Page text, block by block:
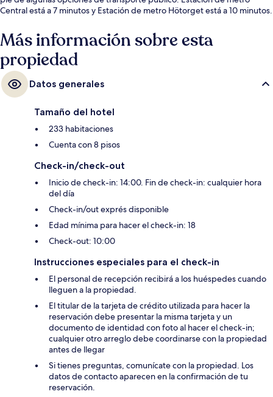
Central está a 7 minutos y Estación de metro Hötorget está a 10 minutos.
Más información sobre esta
propiedad
Datos generales
Tamaño del hotel
233 habitaciones
Cuenta con 8 pisos
Check-in/check-out
Inicio de check-in: 14:00. Fin de check-in: cualquier hora
del día
Check-in/out exprés disponible
Edad mínima para hacer el check-in: 18
Check-out: 10:00
Instrucciones especiales para el check-in
El personal de recepción recibirá a los huéspedes cuando
lleguen a la propiedad.
El titular de la tarjeta de crédito utilizada para hacer la
reservación debe presentar la misma tarjeta y un
documento de identidad con foto al hacer el check-in;
cualquier otro arreglo debe coordinarse con la propiedad
antes de llegar
Si tienes preguntas, comunícate con la propiedad. Los
datos de contacto aparecen en la confirmación de tu
reservación.